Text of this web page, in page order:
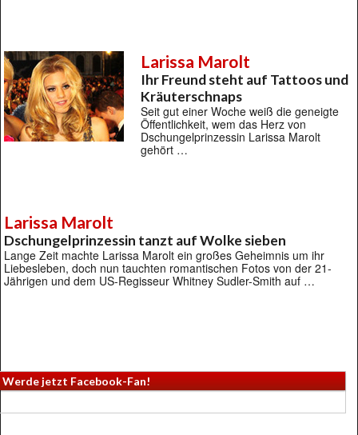
Larissa Marolt
Ihr Freund steht auf Tattoos und
Kräuterschnaps
Seit gut einer Woche weiß die geneigte
Öffentlichkeit, wem das Herz von
Dschungelprinzessin Larissa Marolt
gehört …
Larissa Marolt
Dschungelprinzessin tanzt auf Wolke sieben
Lange Zeit machte Larissa Marolt ein großes Geheimnis um ihr
Liebesleben, doch nun tauchten romantischen Fotos von der 21-
Jährigen und dem US-Regisseur Whitney Sudler-Smith auf …
Werde jetzt Facebook-Fan!